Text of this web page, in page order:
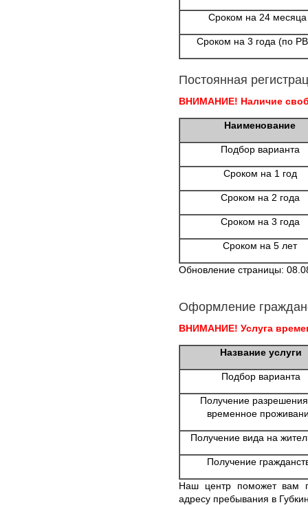
Сроком на 24 месяца
Сроком на 3 года (по
Постоянная
ВНИМАНИЕ! Наличие
Наименование
Подбор варианта
Сроком на 1 год
Сроком на 2 года
Сроком на 3 года
Сроком на 5 лет
Обновление страницы:
Оформление
ВНИМАНИЕ! Услуга
Название услуги
Подбор варианта
Получение
временное
Получение вида на
Получение
Наш центр поможет вам
адресу пребывания в